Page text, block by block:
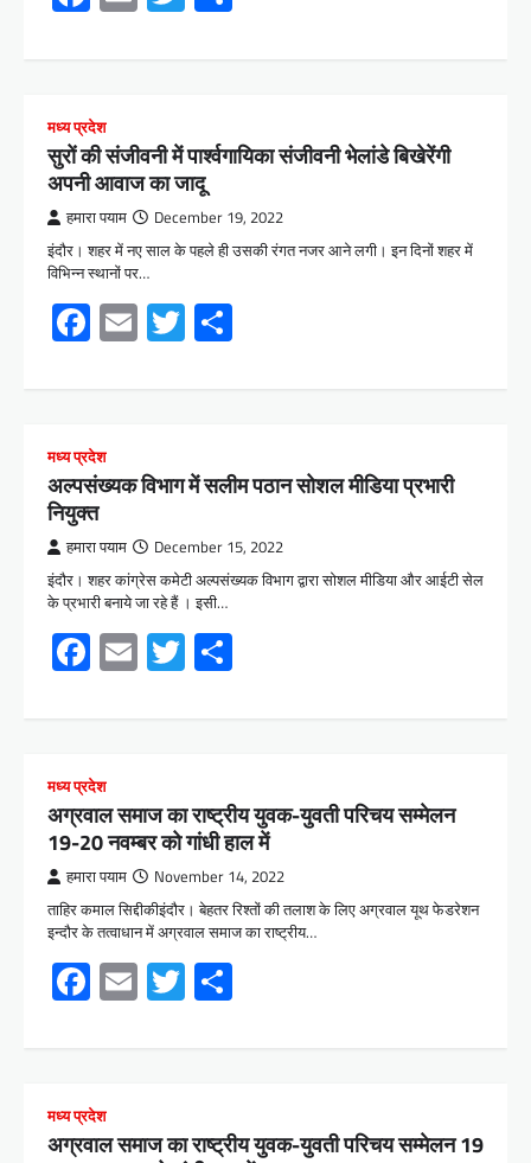
मध्य प्रदेश
सुरों की संजीवनी में पार्श्वगायिका संजीवनी भेलांडे बिखेरेंगी
अपनी आवाज का जादू
हमारा पयाम December 19, 2022
इंदौर। शहर में नए साल के पहले ही उसकी रंगत नजर आने लगी। इन दिनों शहर में
विभिन्न स्थानों पर…
Facebook
EmailTwitter
मध्य प्रदेश
अल्पसंख्यक विभाग में सलीम पठान सोशल मीडिया प्रभारी
नियुक्त
हमारा पयाम December 15, 2022
इंदौर। शहर कांग्रेस कमेटी अल्पसंख्यक विभाग द्वारा सोशल मीडिया और आईटी सेल
के प्रभारी बनाये जा रहे हैं । इसी…
Facebook
EmailTwitter
मध्य प्रदेश
अग्रवाल समाज का राष्ट्रीय युवक-युवती परिचय सम्मेलन
19-20 नवम्बर को गांधी हाल में
हमारा पयाम November 14, 2022
ताहिर कमाल सिद्दीकीइंदौर। बेहतर रिश्तों की तलाश के लिए अग्रवाल यूथ फेडरेशन
इन्दौर के तत्वाधान में अग्रवाल समाज का राष्ट्रीय…
Facebook
EmailTwitter
मध्य प्रदेश
अग्रवाल समाज का राष्ट्रीय युवक-युवती परिचय सम्मेलन 19